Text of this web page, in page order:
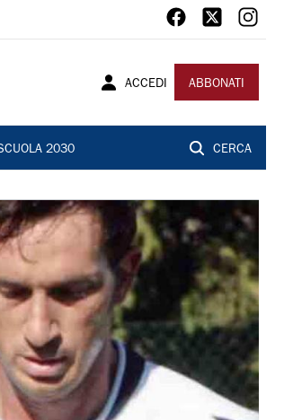
ACCEDI ABBONATI
2030 CERCA